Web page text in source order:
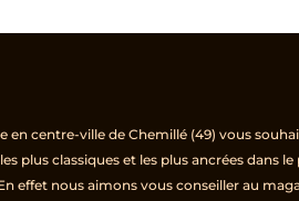
en centre-ville de Chemillé (49) vous
plus classiques et les plus ancrées dans
effet nous aimons vous conseiller au